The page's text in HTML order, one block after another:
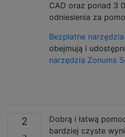
CAD oraz ponad 3
odniesienia za
Bezpłatne
obejmują i
narzędzia Zonums
2
Dobrą i łatwą
bardziej czyste